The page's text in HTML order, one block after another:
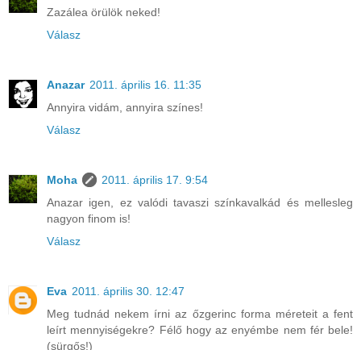
Zazálea örülök neked!
Válasz
Anazar 2011. április 16. 11:35
Annyira vidám, annyira színes!
Válasz
Moha
2011. április 17. 9:54
Anazar igen, ez valódi tavaszi színkavalkád és mellesleg
nagyon finom is!
Válasz
Eva 2011. április 30. 12:47
Meg tudnád nekem írni az őzgerinc forma méreteit a fent
leírt mennyiségekre? Félő hogy az enyémbe nem fér bele!
(sürgős!)